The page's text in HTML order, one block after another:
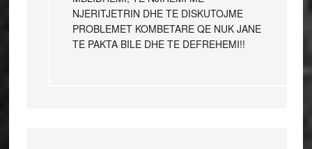
NJERITJETRIN DHE TE DISKUTOJME
PROBLEMET KOMBETARE QE NUK JANE
TE PAKTA BILE DHE TE DEFREHEMI!!